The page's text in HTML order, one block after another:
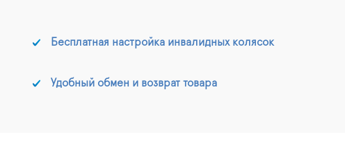
Бесплатная настройка инвалидных колясок
Удобный обмен и возврат товара